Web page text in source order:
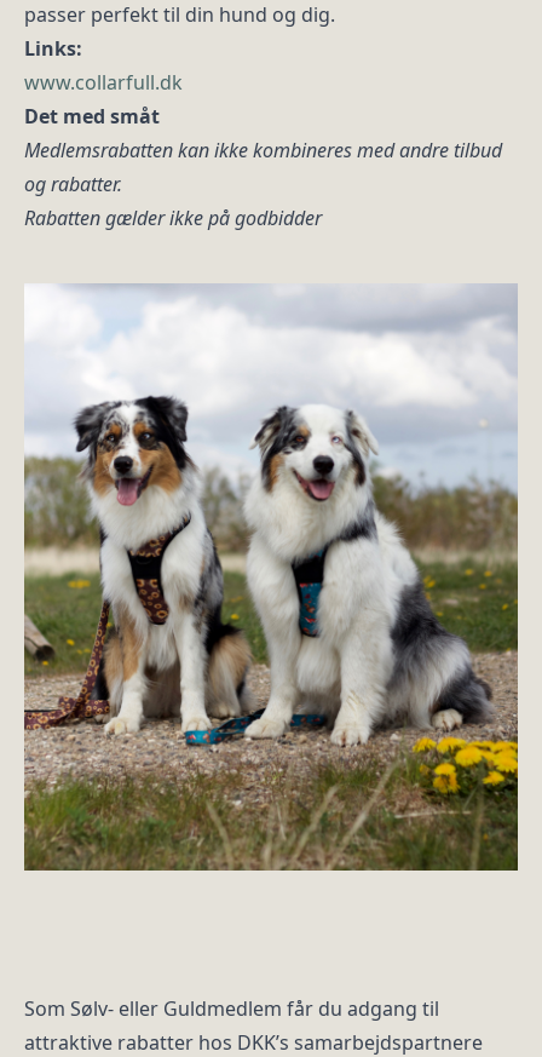
passer perfekt til din hund og dig.
Links:
www.collarfull.dk
Det med småt
Medlemsrabatten kan ikke kombineres med andre tilbud
og rabatter.
Rabatten gælder ikke på godbidder
Som Sølv- eller Guldmedlem får du adgang til
attraktive rabatter hos DKK’s samarbejdspartnere